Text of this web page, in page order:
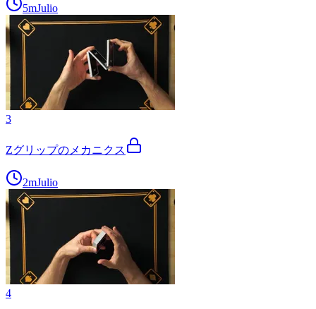
5mJulio
3
Zグリップのメカニクス
2mJulio
4